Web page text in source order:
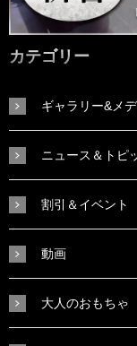
カテゴリー
ギャラリー&メ
ニュース＆トピ
割引＆イベント
動画
大人のおもちゃ